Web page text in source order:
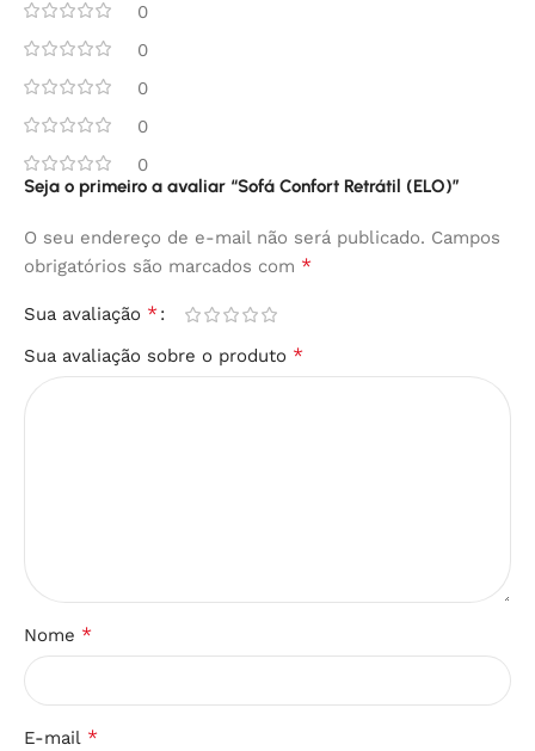
0
0
0
0
0
Seja o primeiro a avaliar “Sofá Confort Retrátil (ELO)”
O seu endereço de e-mail não será publicado. Campos
obrigatórios são marcados com *
Sua avaliação *
Sua avaliação sobre o produto *
Nome *
E-mail *